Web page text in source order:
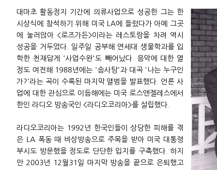
대마초 활동정지 기간에 의류사업으로 성공한 그는 한
시상식에 참석하기 위해 미국 LA에 들렀다가 아예 그곳
에 눌러앉아 <로즈가든>이라는 레스토랑을 차려 역시
성공을 거두었다. 일주일 공부해 연세대 생물학과를 입
학한 천재답게 '사업수완'도 빼어났다. 음악에 대한 열
정도 여전해 1988년에는 '솜사탕'과 대곡 '나는 누구인
가?'라는 곡이 수록된 마지막 앨범을 발표했다. 언론 사
업에 대한 관심으로 이듬해에는 미국 로스앤젤레스에서
한인 라디오 방송국인 <라디오코리아>를 설립했다.
라디오코리아는 1992년 한국인들이 상당한 피해를 겪
은 LA 폭동 때 비상방송으로 주목을 받아 미국 대통령
부시도 방문했을 정도로 단단한 입지를 구축했다. 하지
만 2003년 12월31일 마지막 방송을 끝으로 은퇴했고